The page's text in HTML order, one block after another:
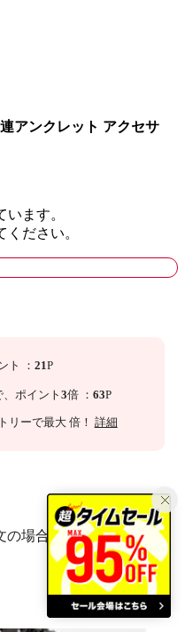
アンクレット アクセサ
ます。
ださい。
ト ： 21P
ポイント 3倍 ： 63P
リーで最大 倍！ 詳細
の場合)